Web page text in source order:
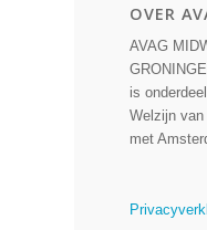
OVER
AVAG
is
Welzijn
met